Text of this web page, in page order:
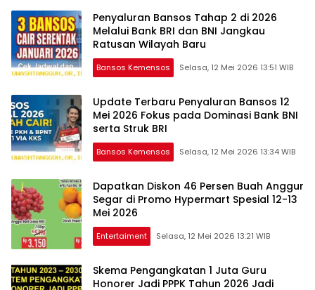
Penyaluran Bansos Tahap 2 di 2026
Melalui Bank BRI dan BNI Jangkau
Ratusan Wilayah Baru
Bansos Kemensos Selasa, 12 Mei 2026 13:51 WIB
Update Terbaru Penyaluran Bansos 12
Mei 2026 Fokus pada Dominasi Bank BNI
serta Struk BRI
Bansos Kemensos Selasa, 12 Mei 2026 13:34 WIB
Dapatkan Diskon 46 Persen Buah Anggur
Segar di Promo Hypermart Spesial 12-13
Mei 2026
Entertaiment Selasa, 12 Mei 2026 13:21 WIB
Skema Pengangkatan 1 Juta Guru
Honorer Jadi PPPK Tahun 2026 Jadi